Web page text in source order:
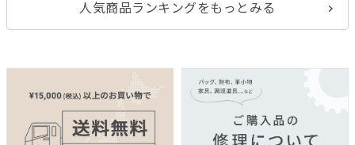
人気商品ランキングをもっとみる